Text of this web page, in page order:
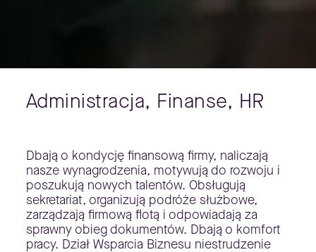
Administracja, Finanse, HR
Dbają o kondycję finansową firmy, naliczają
nasze wynagrodzenia, motywują do rozwoju i
poszukują nowych talentów. Obsługują
sekretariat, organizują podróże służbowe,
zarządzają firmową flotą i odpowiadają za
sprawny obieg dokumentów. Dbają o komfort
pracy. Dział Wsparcia Biznesu niestrudzenie